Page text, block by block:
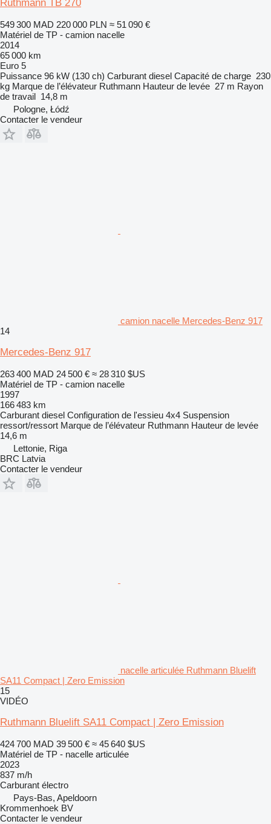
Ruthmann TB 270
549 300 MAD 220 000 PLN ≈ 51 090 €
Matériel de TP - camion nacelle
2014
65 000 km
Euro 5
Puissance 96 kW (130 ch) Carburant diesel Capacité de charge 230
kg Marque de l’élévateur Ruthmann Hauteur de levée 27 m Rayon
de travail 14,8 m
Pologne, Łódź
Contacter le vendeur
camion nacelle Mercedes-Benz 917
14
Mercedes-Benz 917
263 400 MAD 24 500 € ≈ 28 310 $US
Matériel de TP - camion nacelle
1997
166 483 km
Carburant diesel Configuration de l'essieu 4x4 Suspension
ressort/ressort Marque de l’élévateur Ruthmann Hauteur de levée
14,6 m
Lettonie, Riga
BRC Latvia
Contacter le vendeur
nacelle articulée Ruthmann Bluelift
SA11 Compact | Zero Emission
15
VIDÉO
Ruthmann Bluelift SA11 Compact | Zero Emission
424 700 MAD 39 500 € ≈ 45 640 $US
Matériel de TP - nacelle articulée
2023
837 m/h
Carburant électro
Pays-Bas, Apeldoorn
Krommenhoek BV
Contacter le vendeur